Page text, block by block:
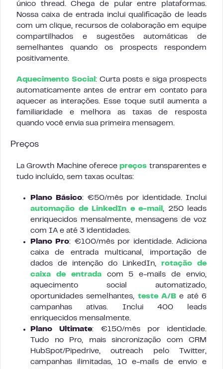
único thread. Chega de pular entre plataformas.
Nossa caixa de entrada inclui qualificação de leads
com um clique, recursos de colaboração em equipe
compartilhados e sugestões automáticas de
semelhantes quando os prospects respondem
positivamente.
Aquecimento Social : Curta posts e siga prospects
automaticamente antes de entrar em contato para
aquecer as interações. Esse toque sutil aumenta a
familiaridade e melhora as taxas de resposta
quando você envia sua primeira mensagem.
Preços
La Growth Machine oferecepreços transparentes e
tudo incluído, sem taxas ocultas:
Plano Básico: €50/mês por identidade. Inclui
automação de LinkedIn e e-mail , 250 leads
enriquecidos mensalmente, mensagens de voz
com IA e até 3 identidades.
Plano Pro: €100/mês por identidade. Adiciona
caixa de entrada multicanal, importação de
dados de intenção do LinkedIn, rotação de
caixa de entradacom 5 e-mails de envio,
aquecimento social automatizado,
oportunidades semelhantes, teste A/B e até 6
campanhas ativas. Inclui 400 leads
enriquecidos mensalmente.
Plano Ultimate: €150/mês por identidade.
Tudo no Pro, mais sincronização com CRM
HubSpot/Pipedrive, outreach pelo Twitter,
campanhas ilimitadas, 10 e-mails de envio e